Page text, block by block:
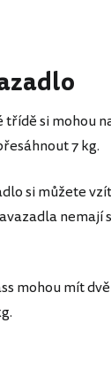
třídě si mohou
7 kg.
si můžete
nemají
mohou mít